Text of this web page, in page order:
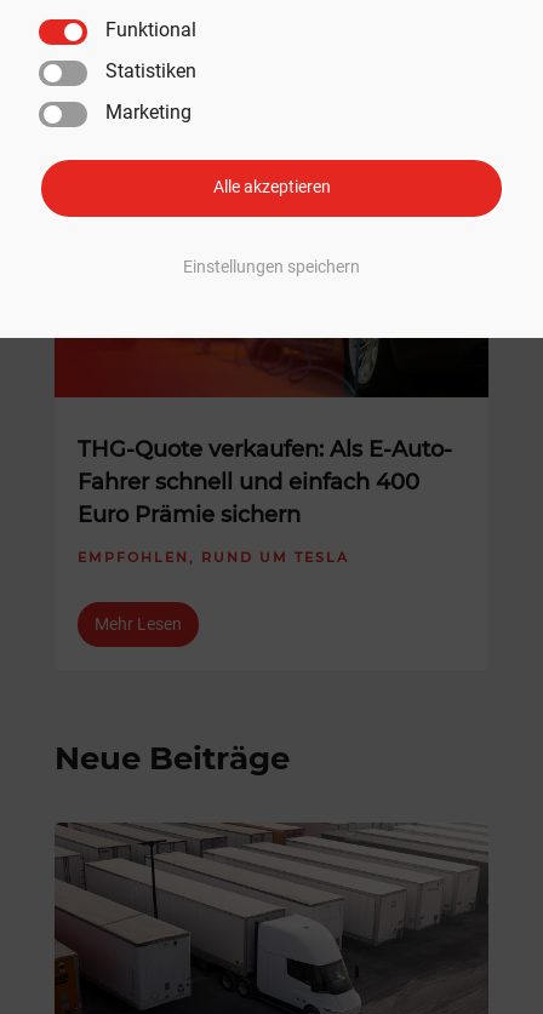
Funktional
Statistiken
Marketing
Alle akzeptieren
Einstellungen speichern
Empfohlen
THG-Quote verkaufen: Als E-Auto-
Fahrer schnell und einfach 400
Euro Prämie sichern
EMPFOHLEN , RUND UM TESLA
Mehr Lesen
Neue Beiträge